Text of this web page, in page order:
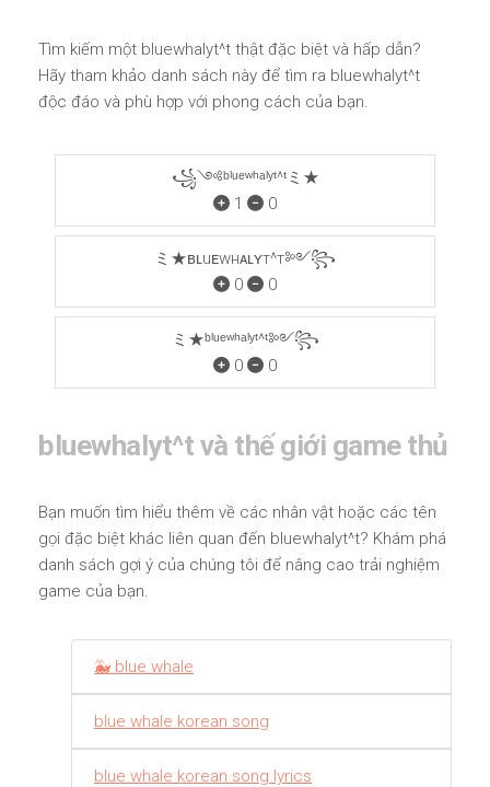
Tìm kiếm một bluewhalyt^t thật đặc biệt và hấp dẫn?
Hãy tham khảo danh sách này để tìm ra bluewhalyt^t
độc đáo và phù hợp với phong cách của bạn.
꧁༺ᵇˡᵘᵉʷʰᵃˡʸᵗ^ᵗミ★
1
0
ミ★ʙʟuᴇwнᴀʟʏт^т༻꧂
0
0
ミ★ᵇˡᵘᵉʷʰᵃˡʸᵗ^ᵗ༻꧂
0
0
bluewhalyt^t và thế giới game thủ
Bạn muốn tìm hiểu thêm về các nhân vật hoặc các tên
gọi đặc biệt khác liên quan đến bluewhalyt^t? Khám phá
danh sách gợi ý của chúng tôi để nâng cao trải nghiệm
game của bạn.
🐳 blue whale
blue whale korean song
blue whale korean song lyrics